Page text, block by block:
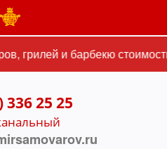
грилей и барбекю
336 25 25